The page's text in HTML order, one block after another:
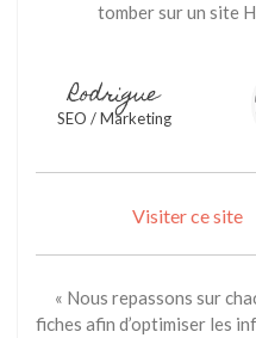
tomber sur un site
Rodrigue
SEO / Marketing
Visiter ce site
« Nous repassons sur
fiches afin d’optimiser les